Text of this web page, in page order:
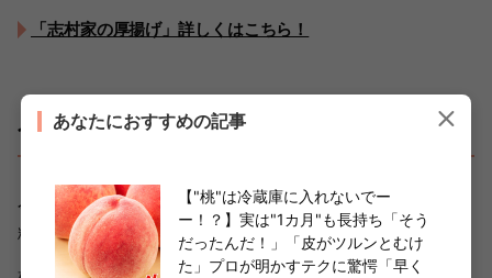
「志村家の厚揚げ」詳しくはこちら！
今日から見直そう！砂糖の正しい保存方法
今回は、DM三井製糖株式会社の公式情報をもとに、「砂
糖の正しい保存方法」について紹介しました。
あなたにおすすめの記事
【"桃"は冷蔵庫に入れないでー
ー！？】実は"1カ月"も長持ち「そう
だったんだ！」「皮がツルンとむけ
た」プロが明かすテクに驚愕「早く